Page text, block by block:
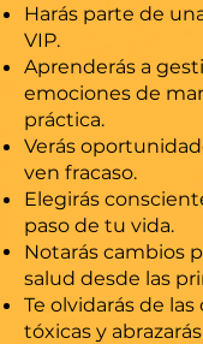
Harás parte de
VIP.
Aprenderás a
emociones de
práctica.
Verás
ven fracaso.
Elegirás
paso de tu vida.
Notarás cambios
salud desde las
Te olvidarás de las
tóxicas y